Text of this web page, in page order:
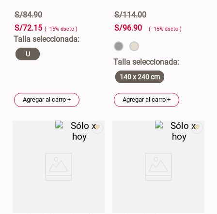
S/84.90
S/72.15 ( -15% dscto )
U
Agregar al carro +
S/114.00
S/96.90 ( -15% dscto )
140 x 240 cm
Agregar al carro +